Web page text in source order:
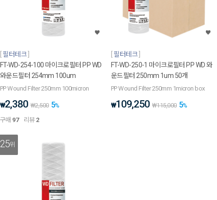
필터테크
FT-WD-254-100 마이크로필터 PP WD
와운드필터 254mm 100um
PP Wound Filter 250mm 100micron
₩2,380 ₩2,500 5%
구매 97 리뷰 2
필터테크
FT-WD-250-1 마이크로필터 PP WD 와
운드필터 250mm 1um 50개
PP Wound Filter 250mm 1micron box
₩109,250 ₩115,000 5%
25위